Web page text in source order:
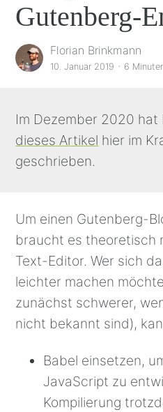
Gutenberg-
Florian Brinkmann
10. Januar 2019 · 6
Im Dezember 2020 hat
dieses Artikel hier im
geschrieben.
Um einen Gutenberg-
braucht es theoretisch
Text-Editor. Wer sich
leichter machen
zunächst schwerer,
nicht bekannt sind),
Babel einsetzen,
JavaScript zu
Kompilierung